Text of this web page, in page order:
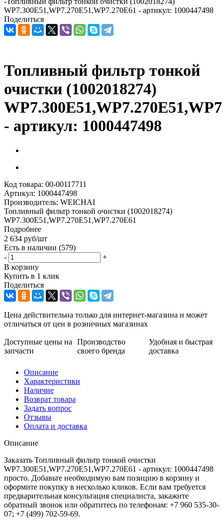
WP7.300E51,WP7.270E51,WP7.270E61 - артикул: 1000447498
Поделиться
Топливный фильтр тонкой
очистки (1002018274)
- артикул: 1000447498
Код товара: 00-00117711
Артикул: 1000447498
Производитель: WEICHAI
Топливный фильтр тонкой очистки (1002018274)
WP7.300E51,WP7.270E51,WP7.270E61
Подробнее
2 634 руб/шт
Есть в наличии (579)
-
+
В корзину
Купить в 1 клик
Поделиться
Цена действительна только для интернет-магазина и может
отличаться от цен в розничных магазинах
Доступные цены на
запчасти
Производство
своего бренда
Удобная и быстрая
доставка
Описание
Характеристики
Наличие
Возврат товара
Задать вопрос
Отзывы
Оплата и доставка
Описание
Заказать Топливный фильтр тонкой очистки
WP7.300E51,WP7.270E51,WP7.270E61 - артикул: 1000447498
просто. Добавьте необходимую вам позицию в корзину и
оформите покупку в несколько кликов. Если вам требуется
предварительная консультация специалиста, закажите
обратный звонок или обратитесь по телефонам: +7 960 535-30-
07; +7 (499) 702-59-69.